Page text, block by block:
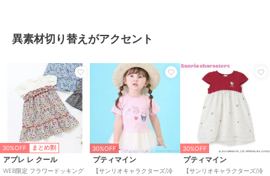
異素材切り替えがアクセント
30%OFF まとめ割
アプレ レ クール
WEB限定 フラワードッキング
30%OFF
プティマイン
【サンリオキャラクターズ/冷
30%OFF
プティマイン
【サンリオキャラクターズ/冷